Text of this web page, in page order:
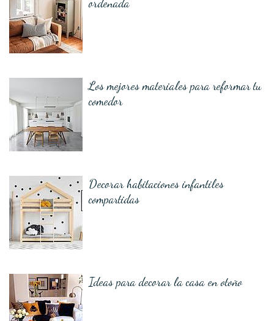
Los mejores materiales para reformar tu
comedor
Decorar habitaciones infantiles
compartidas
Ideas para decorar la casa en otoño